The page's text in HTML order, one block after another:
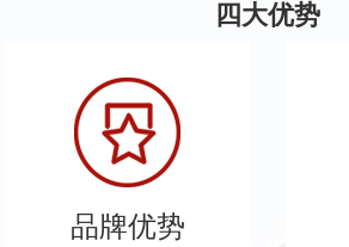
四大优势
品牌优势